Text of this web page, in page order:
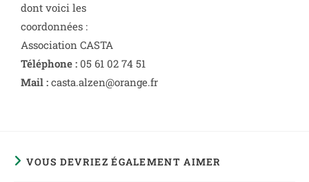
dont voici les
coordonnées :
Association CASTA
Téléphone : 05 61 02 74 51
Mail : casta.alzen@orange.fr
VOUS DEVRIEZ ÉGALEMENT AIMER